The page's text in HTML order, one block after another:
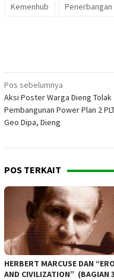
Kemenhub
Navigasi
pos
Pos sebelumnya
Aksi Poster Warga Dieng Tolak
Pembangunan Power Plan 2
Geo Dipa, Dieng
POS TERKAIT
HERBERT MARCUSE DAN
AND CIVILIZATION” (BAGIAN